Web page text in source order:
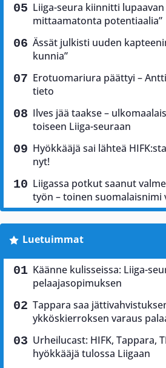
Liiga-seura kiinnitti
mittaamatonta potentiaalia”
Ässät julkisti uuden
kunnia”
Erotuomariura päättyi –
tieto
Ilves jää taakse –
toiseen Liiga-seuraan
Hyökkääjä sai lähteä
nyt!
Liigassa potkut saanut
työn – toinen suomalaisnimi
Luetuimmat
Käänne kulisseissa: Liiga-
pelaajasopimuksen
Tappara saa
ykköskierroksen varaus
Urheilucast: HIFK, Tappara,
hyökkääjä tulossa Liigaan